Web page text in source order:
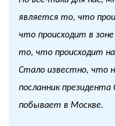
является то, что
что происходит в
то, что происходит
Стало известно, что
посланник
побывает в Москве.